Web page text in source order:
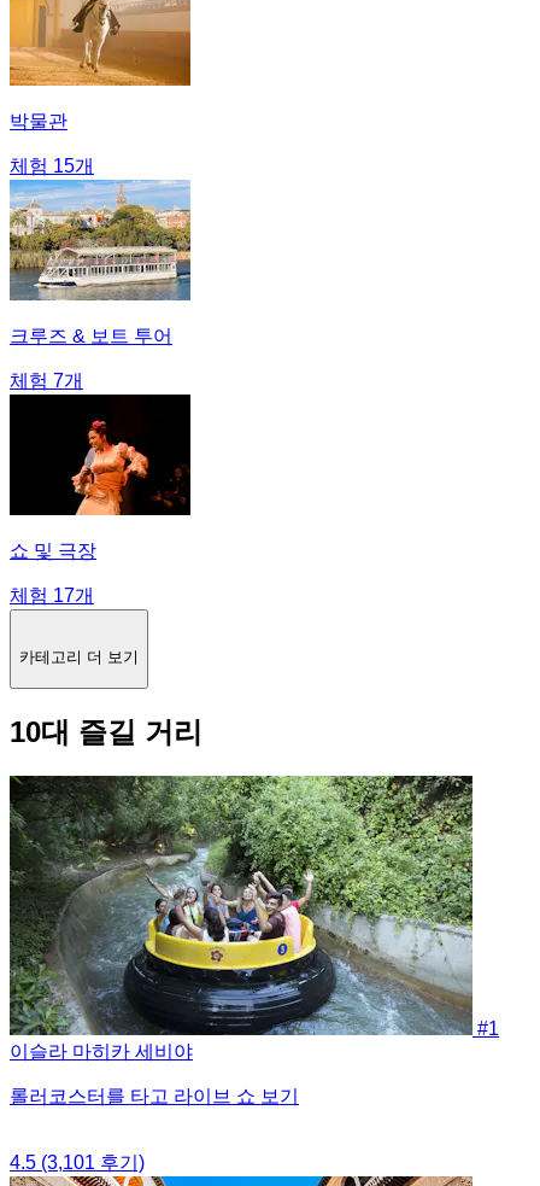
박물관
체험 15개
크루즈 & 보트 투어
체험 7개
쇼 및 극장
체험 17개
카테고리 더 보기
10대 즐길 거리
#1
이슬라 마히카 세비야
롤러코스터를 타고 라이브 쇼 보기
4.5 (3,101 후기)